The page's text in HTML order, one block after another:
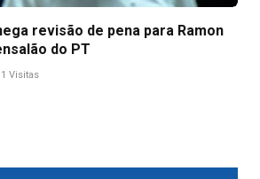
revisão de pena para Ramon
do PT
1 Visitas